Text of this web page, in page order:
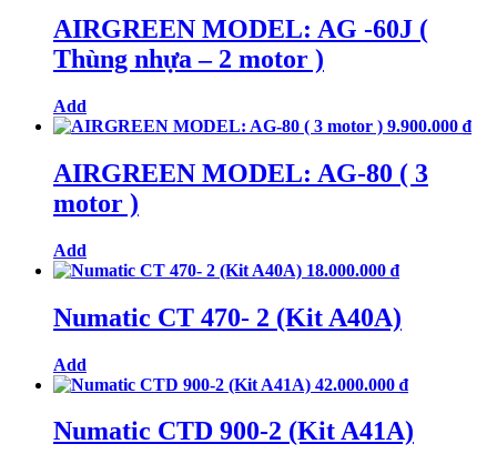
AIRGREEN MODEL: AG -60J (
Thùng nhựa – 2 motor )
Add
9.900.000 ₫
AIRGREEN MODEL: AG-80 ( 3
motor )
Add
18.000.000 ₫
Numatic CT 470- 2 (Kit A40A)
Add
42.000.000 ₫
Numatic CTD 900-2 (Kit A41A)